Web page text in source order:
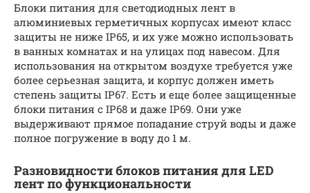
Блоки питания для светодиодных лент в
алюминиевых герметичных корпусах имеют класс
защиты не ниже IP65, и их уже можно использовать
в ванных комнатах и на улицах под навесом. Для
использования на открытом воздухе требуется уже
более серьезная защита, и корпус должен иметь
степень защиты IP67. Есть и еще более защищенные
блоки питания с IP68 и даже IP69. Они уже
выдерживают прямое попадание струй воды и даже
полное погружение в воду до 1 м.
Разновидности блоков питания для LED
лент по функциональности